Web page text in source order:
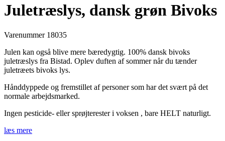
Juletræslys, dansk grøn Bivoks
Varenummer 18035
Julen kan også blive mere bæredygtig. 100% dansk bivoks
juletræslys fra Bistad. Oplev duften af sommer når du tænder
juletræets bivoks lys.
Hånddyppede og fremstillet af personer som har det svært på det
normale arbejdsmarked.
Ingen pesticide- eller sprøjterester i voksen , bare HELT naturligt.
læs mere